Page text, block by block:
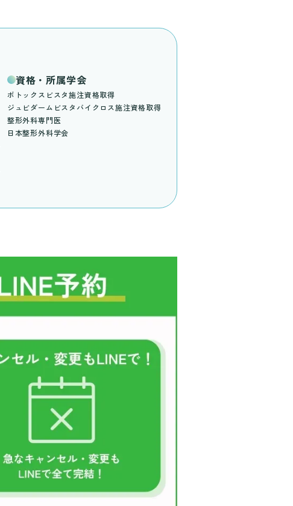
資格・所属学会
ボトックスビスタ施注資格取得
ジュビダームビスタバイクロス施注資格取得
整形外科専門医
日本整形外科学会